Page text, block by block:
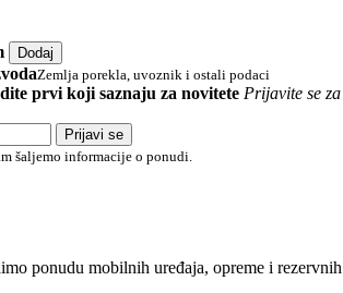
Dodaj
Zemlja porekla, uvoznik i ostali podaci
prvi koji saznaju za novitete Prijavite se
Prijavi se
šaljemo informacije o ponudi.
ponudu mobilnih uređaja, opreme i